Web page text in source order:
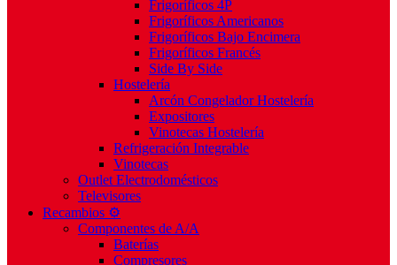
Frigoríficos 4P
Frigoríficos Americanos
Frigoríficos Bajo Encimera
Frigoríficos Francés
Side By Side
Hostelería
Arcón Congelador Hostelería
Expositores
Vinotecas Hostelería
Refrigeración Integrable
Vinotecas
Outlet Electrodomésticos
Televisores
Recambios ⚙️
Componentes de A/A
Baterías
Compresores